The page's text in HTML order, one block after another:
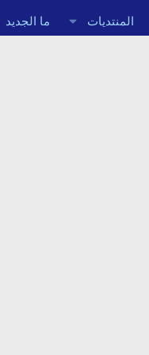
المنتديات ما الجديد